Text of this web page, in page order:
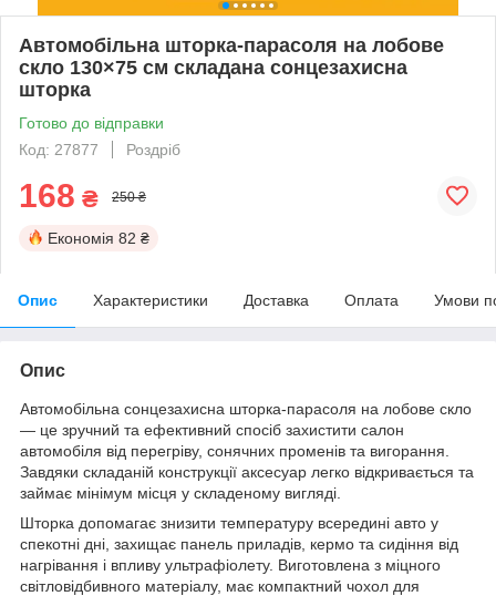
Автомобільна шторка-парасоля на лобове
скло 130×75 см складана сонцезахисна
шторка
Готово до відправки
Код: 27877
Роздріб
168 ₴ 250 ₴
Економія 82 ₴
Опис Характеристики Доставка Оплата Умови
Опис
Автомобільна сонцезахисна шторка-парасоля на лобове скло
— це зручний та ефективний спосіб захистити салон
автомобіля від перегріву, сонячних променів та вигорання.
Завдяки складаній конструкції аксесуар легко відкривається та
займає мінімум місця у складеному вигляді.
Шторка допомагає знизити температуру всередині авто у
спекотні дні, захищає панель приладів, кермо та сидіння від
нагрівання і впливу ультрафіолету. Виготовлена з міцного
світловідбивного матеріалу, має компактний чохол для